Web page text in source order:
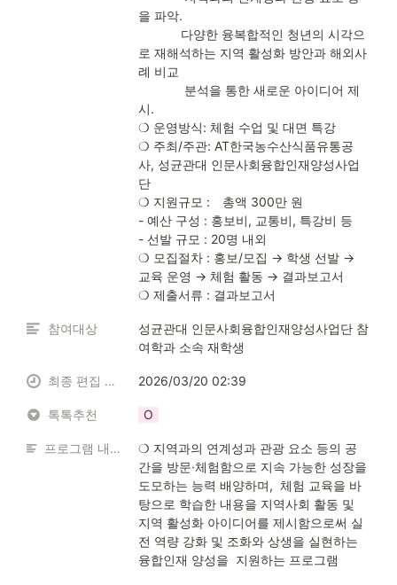
을 파악.
로 재해석하는 지역 활성화 방안과 해외사
례 비교
시.
❍ 운영방식: 체험 수업 및 대면 특강
❍ 주최/주관: AT한국농수산식품유통공
사, 성균관대 인문사회융합인재양성사업
단
❍ 지원규모 :　총액 300만 원
- 예산 구성 : 홍보비, 교통비, 특강비 등
- 선발 규모 : 20명 내외
❍ 모집절차 : 홍보/모집 → 학생 선발 →
교육 운영 → 체험 활동 → 결과보고서
❍ 제출서류 : 결과보고서
참여대상
성균관대 인문사회융합인재양성사업단 참
여학과 소속 재학생
최종 편집 일시 2026/03/20 02:39
톡톡추천 O
프로그램 내용 소개
❍ 지역과의 연계성과 관광 요소 등의 공
간을 방문·체험함으로 지속 가능한 성장을
도모하는 능력 배양하며,  체험 교육을 바
탕으로 학습한 내용을 지역사회 활동 및
지역 활성화 아이디어를 제시함으로써 실
전 역량 강화 및 조화와 상생을 실현하는
융합인재 양성을  지원하는 프로그램